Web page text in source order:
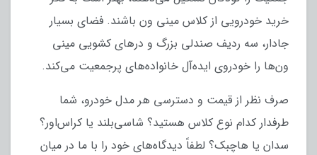
خرید خودرویی از کلاس مینی ون باشند. فضای بسیار
جادار، سه ردیف صندلی بزرگ و درهای کشویی مینی
ون‌ها را خودروی ایده‌آل خانواده‌های پرجمعیت می‌کند.
صرف نظر از قیمت و دسترسی هر مدل خودرو، شما
طرفدار کدام نوع کلاس هستید؟ شاسی‌بلند یا کراس‌اور؟
سدان یا هاچبک؟ لطفاً دیدگاه‌های خود را با ما در میان